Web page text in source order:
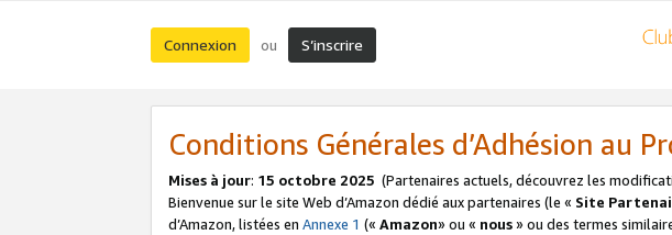
Connexion ou S’inscrire
Conditions Générales d’Adhésion au
Mises à jour: 15 octobre 2025 (Partenaires actuels, découvrez les
Bienvenue sur le site Web d’Amazon dédié aux partenaires (le « Site
d’Amazon, listées en Annexe 1 (« Amazon» ou « nous» ou des termes